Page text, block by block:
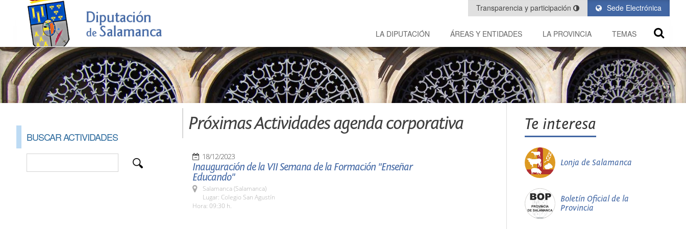
Sede Electrónica
Transparencia y participación
LA DIPUTACIÓN ÁREAS Y ENTIDADES LA PROVINCIA TEMAS
BUSCAR ACTIVIDADES
Próximas Actividades agenda corporativa
18/12/2023
Inauguración de la VII Semana de la Formación "Enseñar
Educando"
Salamanca (Salamanca)
Lugar: Colegio San Agustín
Hora: 09:30 h.
Te interesa
Lonja de Salamanca
Boletín Oficial de la
Provincia